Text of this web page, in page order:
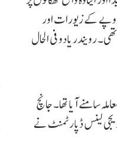
ماری کی۔ اس دوران رویندر یادو کے 16 کروڑ کے گھر سے 60 لاکھ روپے کے زیورات اور
رویندر یادو فی الحال
سامنے آیا تھا۔ جانچ
لینس ڈپارٹمنٹ نے